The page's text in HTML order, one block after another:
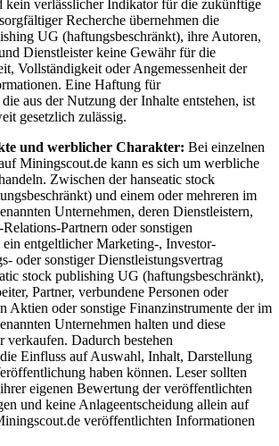
kein verlässlicher Indikator für die zukünftige
Recherche übernehmen die
UG (haftungsbeschränkt), ihre Autoren,
Dienstleister keine Gewähr für die
Vollständigkeit oder Angemessenheit der
Eine Haftung für
aus der Nutzung der Inhalte entstehen, ist
gesetzlich zulässig.
und werblicher Charakter: Bei einzelnen
Miningscout.de kann es sich um werbliche
Zwischen der hanseatic stock
und einem oder mehreren im
Unternehmen, deren Dienstleistern,
Partnern oder sonstigen
entgeltlicher Marketing-, Investor-
oder sonstiger Dienstleistungsvertrag
stock publishing UG (haftungsbeschränkt),
Partner, verbundene Personen oder
Aktien oder sonstige Finanzinstrumente der im
Unternehmen halten und diese
verkaufen. Dadurch bestehen
Einfluss auf Auswahl, Inhalt, Darstellung
haben können. Leser sollten
eigenen Bewertung der veröffentlichten
und keine Anlageentscheidung allein auf
veröffentlichten Informationen